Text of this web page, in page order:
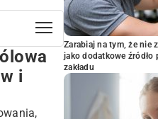
dynię?
i
Zarabiaj na tym, że nie
jako dodatkowe
zakładu